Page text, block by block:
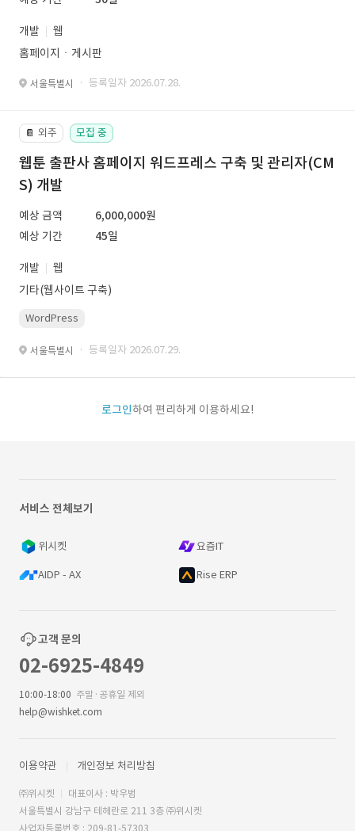
개발
웹
홈페이지ㆍ게시판
서울특별시 · 등록일자 2026.07.28.
📔 외주 모집 중
웹툰 출판사 홈페이지 워드프레스 구축 및 관리자(CM
S) 개발
예상 금액
6,000,000원
예상 기간
45일
개발
웹
기타(웹사이트 구축)
WordPress
서울특별시 · 등록일자 2026.07.29.
로그인하여 편리하게 이용하세요!
서비스 전체보기
위시켓 요즘IT
AIDP - AX Rise ERP
고객 문의
02-6925-4849
10:00-18:00 주말·공휴일 제외
help@wishket.com
이용약관 개인정보 처리방침
㈜위시켓
대표이사 : 박우범
서울특별시 강남구 테헤란로 211 3층 ㈜위시켓
사업자등록번호 : 209-81-57303